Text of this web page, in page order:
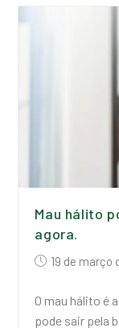
Mau hálito
agora.
19 de março
O mau hálito é
pode sair pela